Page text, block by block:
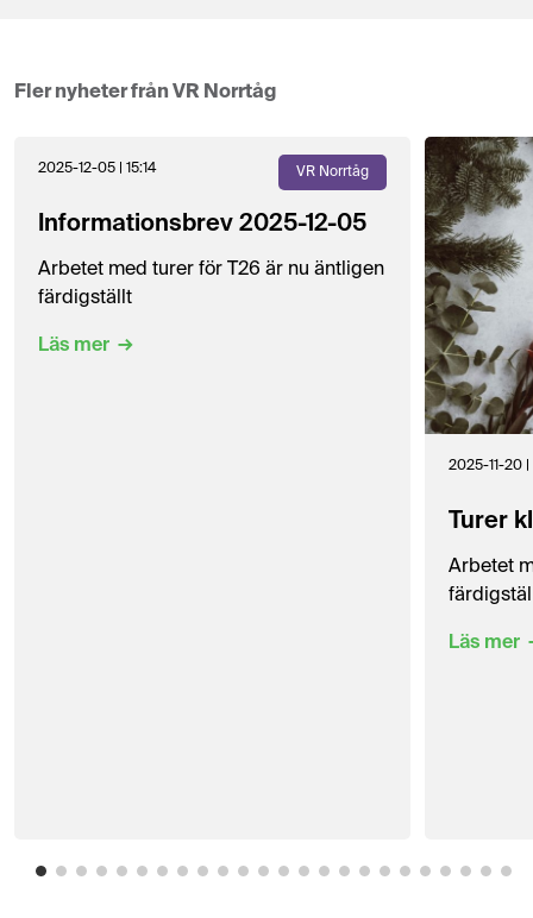
Fler nyheter från VR Norrtåg
2025-12-05 | 15:14 VR Norrtåg
Informationsbrev 2025-12-05
Arbetet med turer för T26 är nu äntligen
färdigställt
Läs mer
2025-11-20 |
Turer
Arbetet
Läs mer